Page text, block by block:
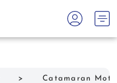
> Catamaran